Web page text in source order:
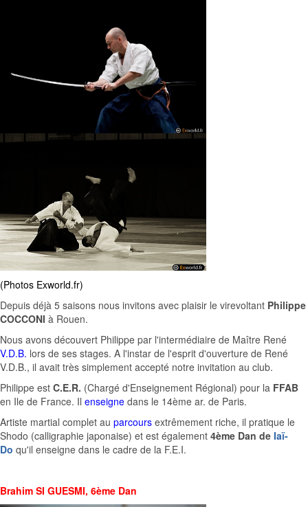
(Photos Exworld.fr)
Depuis déjà 5 saisons nous invitons avec plaisir le virevoltant Philippe
COCCONI à Rouen.
Nous avons découvert Philippe par l'intermédiaire de Maître René
V.D.B. lors de ses stages. A l'instar de l'esprit d'ouverture de René
V.D.B., il avait très simplement accepté notre invitation au club.
Philippe est C.E.R. (Chargé d'Enseignement Régional) pour la FFAB
en Ile de France. Il enseigne dans le 14ème ar. de Paris.
Artiste martial complet au parcours extrêmement riche, il pratique le
Shodo (calligraphie japonaise) et est également 4ème Dan de Iaï-
Do qu'il enseigne dans le cadre de la F.E.I.
Brahim SI GUESMI, 6ème Dan